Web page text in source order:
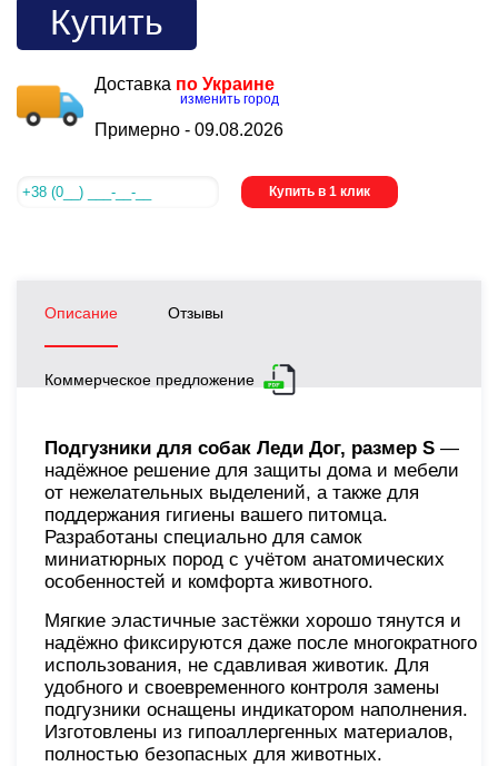
Купить
Доставка по Украине
изменить город
Примерно - 09.08.2026
Купить в 1 клик
Описание Отзывы
Коммерческое предложение
Подгузники для собак Леди Дог, размер S —
надёжное решение для защиты дома и мебели
от нежелательных выделений, а также для
поддержания гигиены вашего питомца.
Разработаны специально для самок
миниатюрных пород с учётом анатомических
особенностей и комфорта животного.
Мягкие эластичные застёжки хорошо тянутся и
надёжно фиксируются даже после многократного
использования, не сдавливая животик. Для
удобного и своевременного контроля замены
подгузники оснащены индикатором наполнения.
Изготовлены из гипоаллергенных материалов,
полностью безопасных для животных.